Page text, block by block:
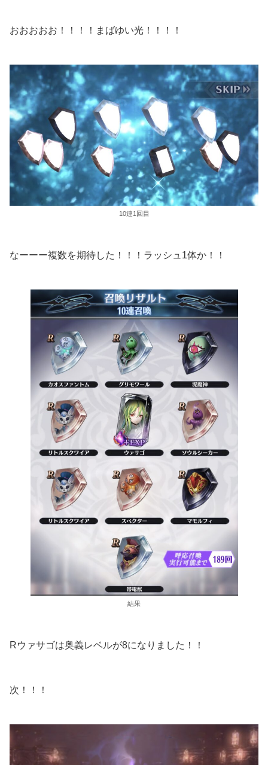
おおおおお！！！！まばゆい光！！！！
10連1回目
なーーー複数を期待した！！！ラッシュ1体か！！
結果
Rウァサゴは奥義レベルが8になりました！！
次！！！